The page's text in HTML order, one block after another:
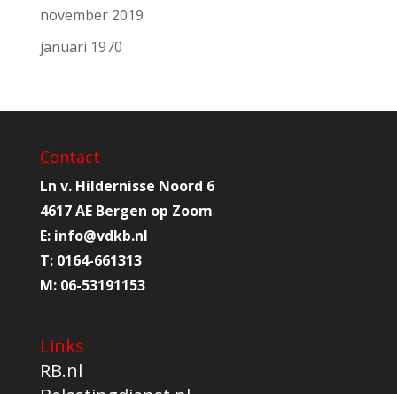
november 2019
januari 1970
Contact
Ln v. Hildernisse Noord 6
4617 AE Bergen op Zoom
E: info@vdkb.nl
T: 0164-661313
M: 06-53191153
Links
RB.nl